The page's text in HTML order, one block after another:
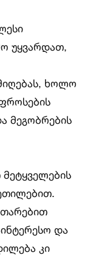
უყვარდათ,
ხოლო
მეგობრების
და
კი